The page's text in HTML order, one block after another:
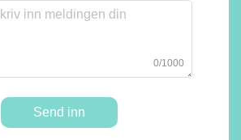
0/1000
Send inn